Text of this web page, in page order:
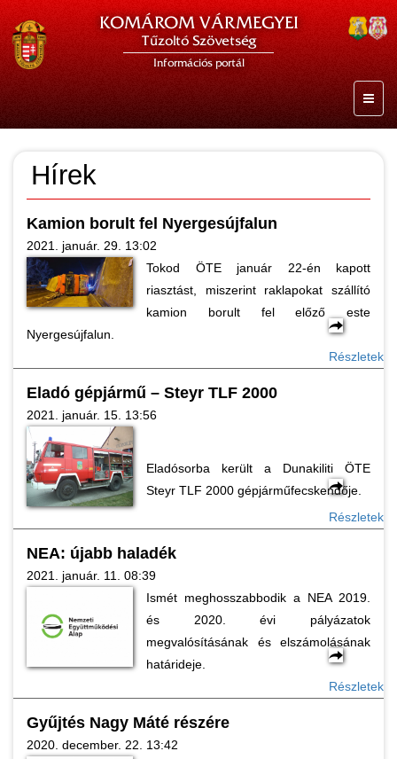
KOMÁROM VÁRMEGYEI
Tűzoltó Szövetség
Információs portál
Hírek
Kamion borult fel Nyergesújfalun
2021. január. 29. 13:02
Tokod ÖTE január 22-én kapott
riasztást, miszerint raklapokat szállító
kamion borult fel előző este
Nyergesújfalun.
Részletek
Eladó gépjármű – Steyr TLF 2000
2021. január. 15. 13:56
Eladósorba került a Dunakiliti ÖTE
Steyr TLF 2000 gépjárműfecskendője.
Részletek
NEA: újabb haladék
2021. január. 11. 08:39
Ismét meghosszabbodik a NEA 2019.
és 2020. évi pályázatok
megvalósításának és elszámolásának
határideje.
Részletek
Gyűjtés Nagy Máté részére
2020. december. 22. 13:42